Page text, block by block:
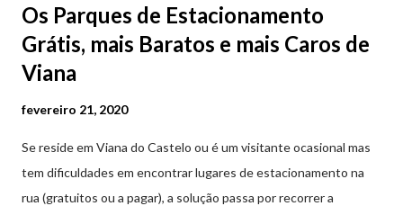
Os Parques de Estacionamento
Grátis, mais Baratos e mais Caros de
Viana
fevereiro 21, 2020
Se reside em Viana do Castelo ou é um visitante ocasional mas
tem dificuldades em encontrar lugares de estacionamento na
rua (gratuitos ou a pagar), a solução passa por recorrer a